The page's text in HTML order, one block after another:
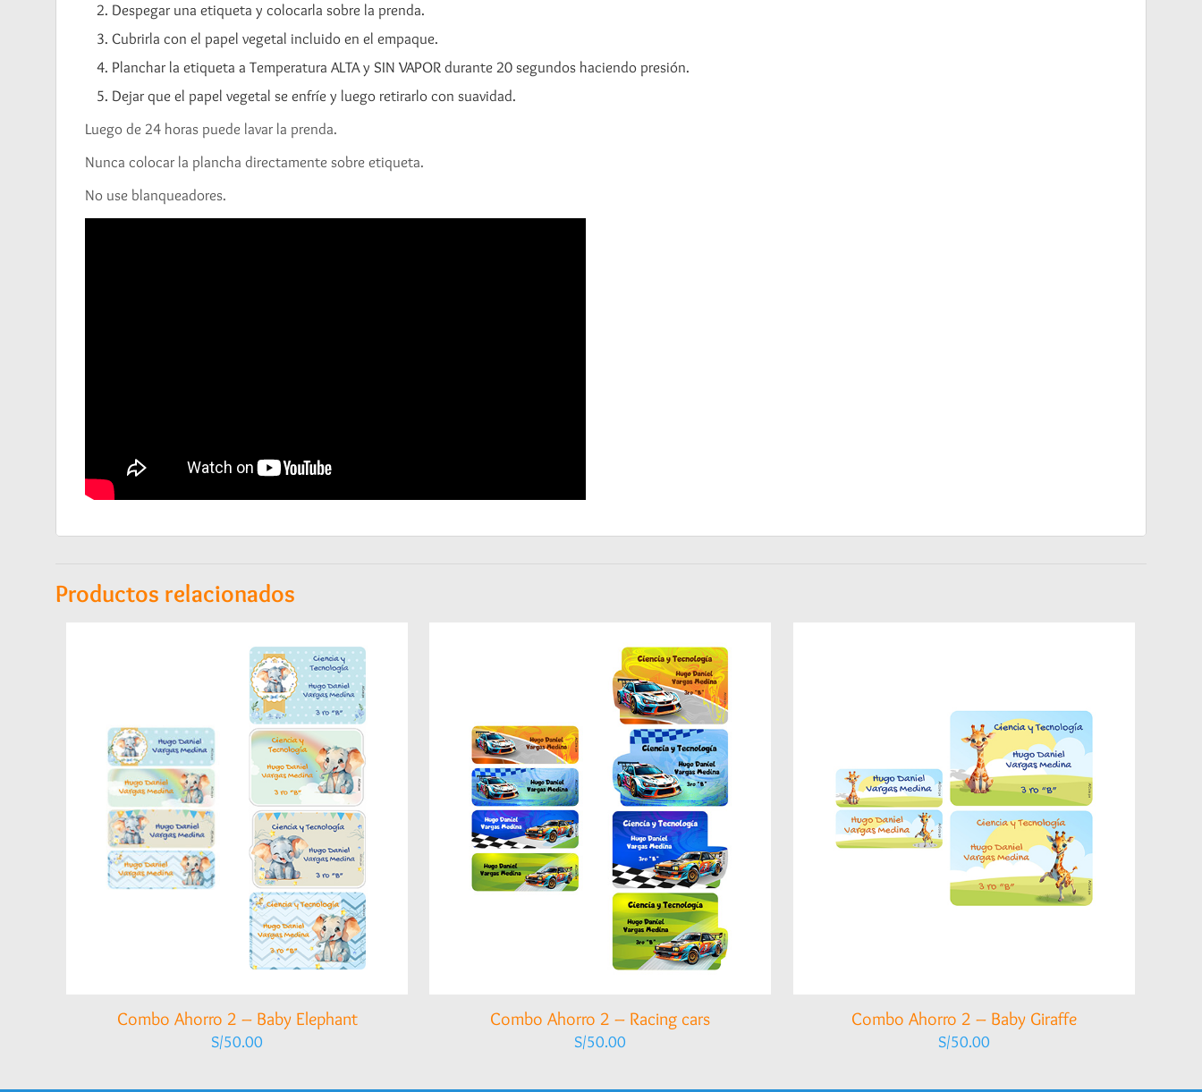
Despegar una etiqueta y colocarla sobre la prenda.
Cubrirla con el papel vegetal incluido en el empaque.
Planchar la etiqueta a Temperatura ALTA y SIN VAPOR durante 20 segundos haciendo presión.
Dejar que el papel vegetal se enfríe y luego retirarlo con suavidad.
Luego de 24 horas puede lavar la prenda.
Nunca colocar la plancha directamente sobre etiqueta.
No use blanqueadores.
Productos relacionados
Combo Ahorro 2 – Baby Elephant
S/50.00
Combo Ahorro 2 – Racing cars
S/50.00
Combo Ahorro 2 – Baby Giraffe
S/50.00